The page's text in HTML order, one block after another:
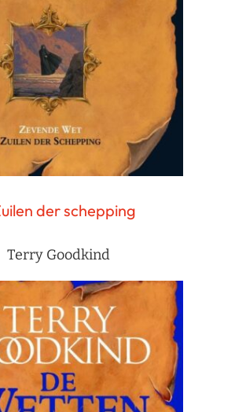
der schepping
Terry Goodkind